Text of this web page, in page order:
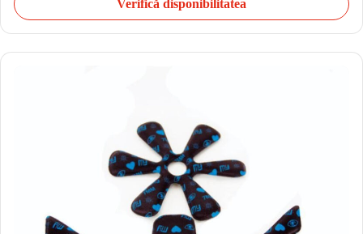
Verifică disponibilitatea